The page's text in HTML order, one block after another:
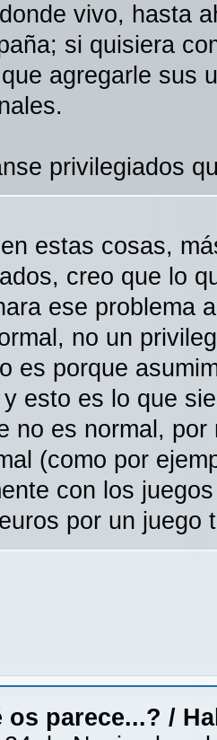
vivo, hasta
si quisiera
agregarle sus
privilegiados
estas cosas,
creo que lo
ese problema
no un
es porque
esto es lo que
no es normal,
(como por
con los
por un juego
os parece...? /